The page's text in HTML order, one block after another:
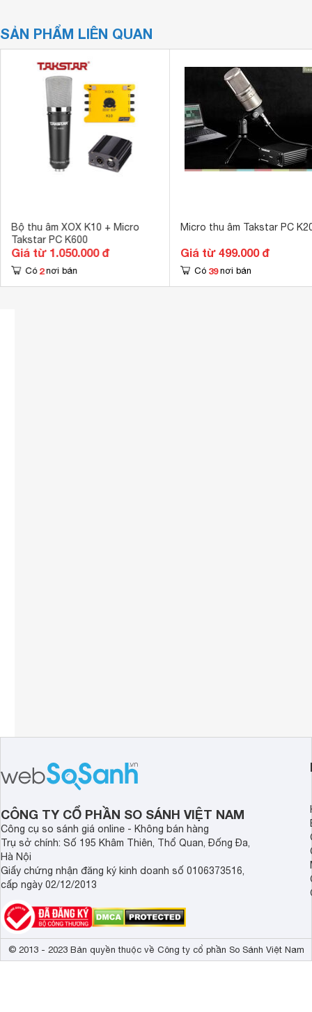
SẢN PHẨM LIÊN QUAN
Bộ thu âm XOX K10 + Micro
Takstar PC K600
Giá từ 1.050.000 đ
Có 2 nơi bán
Micro thu âm Takstar PC
Giá từ 499.000 đ
Có 39 nơi bán
CÔNG TY CỔ PHẦN SO SÁNH VIỆT NAM
Công cụ so sánh giá online - Không bán hàng
Trụ sở chính: Số 195 Khâm Thiên, Thổ Quan, Đống Đa,
Hà Nội
Giấy chứng nhận đăng ký kinh doanh số 0106373516,
cấp ngày 02/12/2013
© 2013 - 2023 Bản quyền thuộc về Công ty cổ phần So Sánh Việt Nam